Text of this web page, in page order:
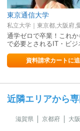
東京通信大学
私立大学｜東京都,大阪府,
通学ゼロで卒業！これか
で必要とされるIT・ビ
資料請求カートに
近隣エリアから
滋賀県 京都府 大